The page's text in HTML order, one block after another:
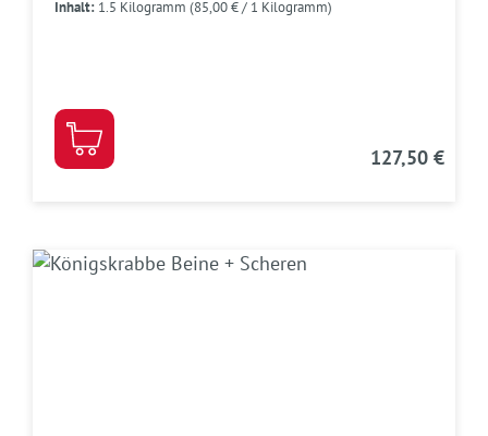
Inhalt: 1.5 Kilogramm (85,00 € / 1 Kilogramm)
127,50 €